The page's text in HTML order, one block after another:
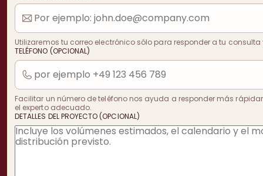
Utilizaremos tu correo electrónico sólo para responder a tu
TELÉFONO (OPCIONAL)
Facilitar un número de teléfono nos ayuda a responder más
el experto adecuado.
DETALLES DEL PROYECTO (OPCIONAL)